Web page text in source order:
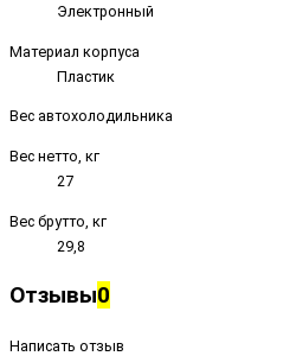
Электронный
Материал корпуса
Пластик
Вес автохолодильника
Вес нетто, кг
27
Вес брутто, кг
29,8
Отзывы0
Написать отзыв